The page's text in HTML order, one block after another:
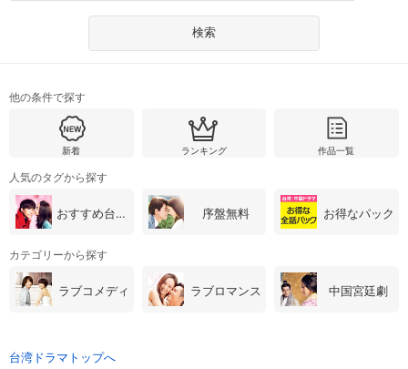
他の条件で探す
新着 ランキング 作品一覧
人気のタグから探す
おすすめ台湾・中国ドラマ 序盤無料 お得なパック
カテゴリーから探す
ラブコメディ ラブロマンス 中国宮廷劇
台湾ドラマトップへ